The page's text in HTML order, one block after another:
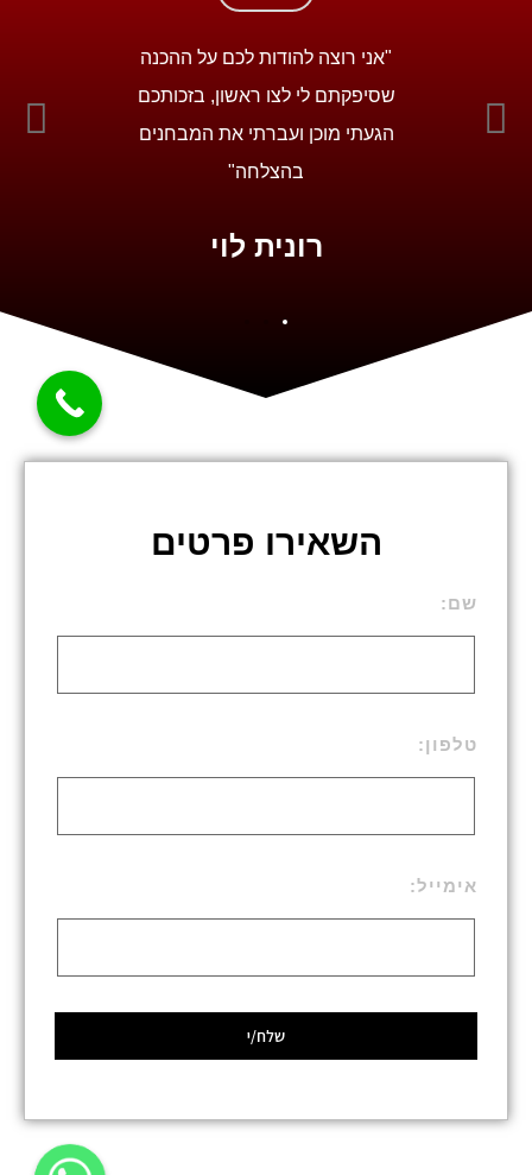
ביום
"אני רוצה להודות לכם על ההכנה
שסיפקתם לי לצו ראשון, בזכותכם
הגעתי מוכן ועברתי את המבחנים
בהצלחה"
רונית לוי
השאירו פרטים
שם:
טלפון:
אימייל:
שלח/י